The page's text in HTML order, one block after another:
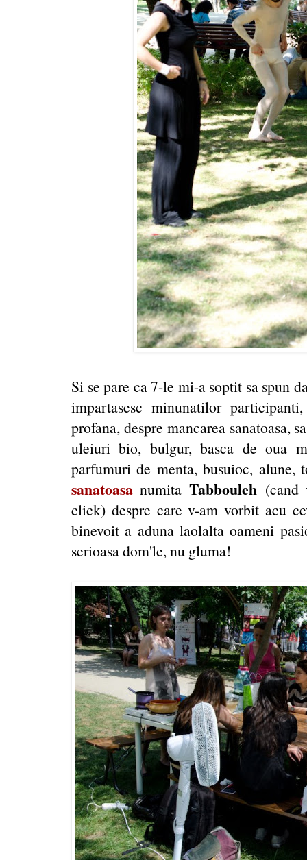
Si se pare ca 7-le mi-a soptit sa spun
impartasesc minunatilor
profana, despre mancarea sanatoasa,
uleiuri bio, bulgur, basca de oua
parfumuri de menta, busuioc, alune,
sanatoasa numita Tabbouleh(cand
click) despre care v-am vorbit acu
binevoit a aduna laolalta oameni
serioasa dom'le, nu gluma!